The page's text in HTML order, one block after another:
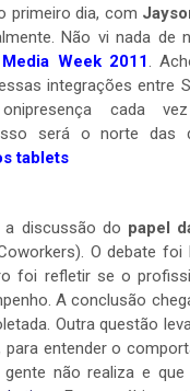
primeiro dia, com
Não vi nada de
Week 2011.
integrações entre
onipresença cada
será o norte das
tablets
discussão do papel
O debate
foi refletir se o
A conclusão
Outra questão
entender o
não realiza e